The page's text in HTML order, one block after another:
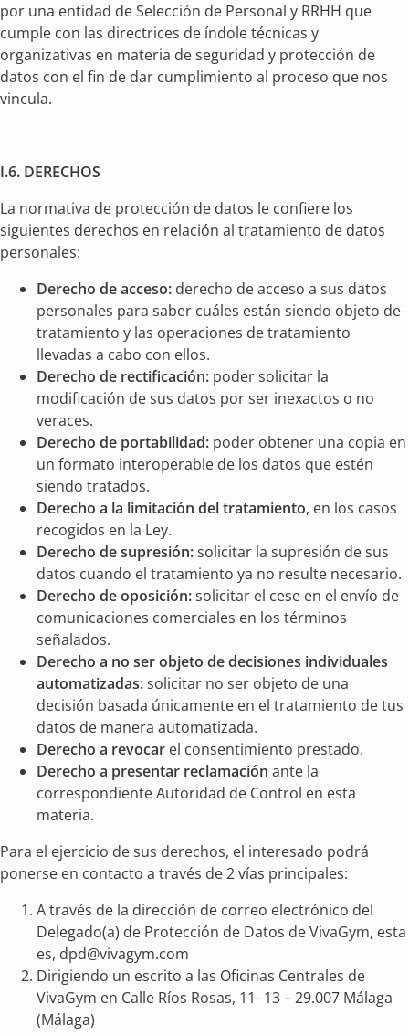
por una entidad de Selección de Personal y RRHH que
cumple con las directrices de índole técnicas y
organizativas en materia de seguridad y protección de
datos con el fin de dar cumplimiento al proceso que nos
vincula.
I.6. DERECHOS
La normativa de protección de datos le confiere los
siguientes derechos en relación al tratamiento de datos
personales:
Derecho de acceso: derecho de acceso a sus datos
personales para saber cuáles están siendo objeto de
tratamiento y las operaciones de tratamiento
llevadas a cabo con ellos.
Derecho de rectificación: poder solicitar la
modificación de sus datos por ser inexactos o no
veraces.
Derecho de portabilidad: poder obtener una copia en
un formato interoperable de los datos que estén
siendo tratados.
Derecho a la limitación del tratamiento, en los casos
recogidos en la Ley.
Derecho de supresión:solicitar la supresión de sus
datos cuando el tratamiento ya no resulte necesario.
Derecho de oposición:solicitar el cese en el envío de
comunicaciones comerciales en los términos
señalados.
Derecho a no ser objeto de decisiones individuales
automatizadas:solicitar no ser objeto de una
decisión basada únicamente en el tratamiento de tus
datos de manera automatizada.
Derecho a revocar el consentimiento prestado.
Derecho a presentar reclamación ante la
correspondiente Autoridad de Control en esta
materia.
Para el ejercicio de sus derechos, el interesado podrá
ponerse en contacto a través de 2 vías principales:
A través de la dirección de correo electrónico del
Delegado(a) de Protección de Datos de VivaGym, esta
es, dpd@vivagym.com
Dirigiendo un escrito a las Oficinas Centrales de
VivaGym en Calle Ríos Rosas, 11- 13 – 29.007 Málaga
(Málaga)